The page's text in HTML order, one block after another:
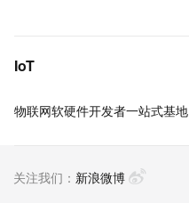
IoT
物联网软硬件开发者一站式基地
关注我们： 新浪微博